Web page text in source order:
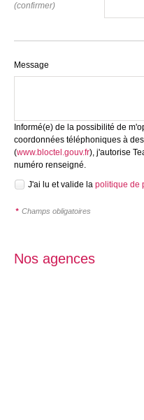
(confirmer)
Message
Informé(e) de la possibilité de
coordonnées téléphoniques à
(www.bloctel.gouv.fr), j'autorise
numéro renseigné.
J'ai lu et valide la politique de
* Champs obligatoires
Nos agences